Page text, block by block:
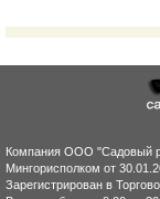
Компания ООО "Садовый
Мингорисполком от
Зарегистрирован в